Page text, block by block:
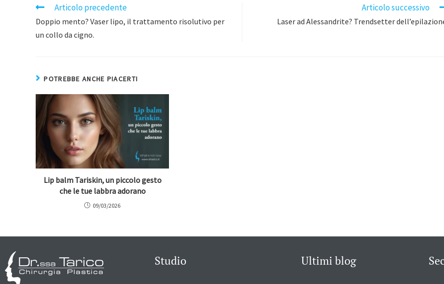
Articolo precedente
Doppio mento? Vaser lipo, il trattamento risolutivo per
un collo da cigno.
Articolo successivo
Laser ad Alessandrite? Trendsetter
POTREBBE ANCHE PIACERTI
Lip balm Tariskin, un piccolo gesto
che le tue labbra adorano
09/03/2026
Studio Ultimi blog